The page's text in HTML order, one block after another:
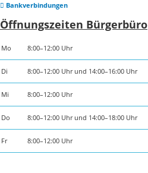
Bankverbindungen
Öffnungszeiten Bürgerbüro
Mo 8:00–12:00 Uhr
Di 8:00–12:00 Uhr und 14:00–16:00 Uhr
Mi 8:00–12:00 Uhr
Do 8:00–12:00 Uhr und 14:00–18:00 Uhr
Fr 8:00–12:00 Uhr